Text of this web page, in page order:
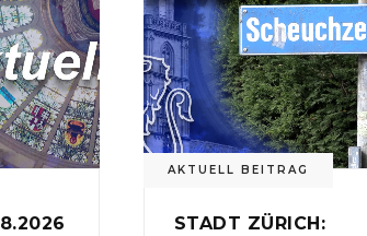
AKTUELL BEITRAG
STADT ZÜRICH: